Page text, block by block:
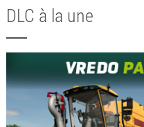
DLC à la une